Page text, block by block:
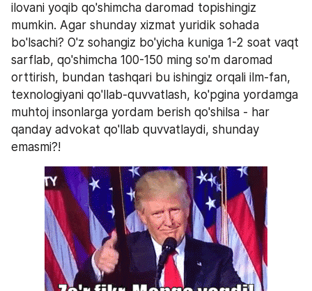
ilovani yoqib qo'shimcha daromad topishingiz
mumkin. Agar shunday xizmat yuridik sohada
bo'lsachi? O'z sohangiz bo'yicha kuniga 1-2 soat vaqt
sarflab, qo'shimcha 100-150 ming so'm daromad
orttirish, bundan tashqari bu ishingiz orqali ilm-fan,
texnologiyani qo'llab-quvvatlash, ko'pgina yordamga
muhtoj insonlarga yordam berish qo'shilsa - har
qanday advokat qo'llab quvvatlaydi, shunday
emasmi?!